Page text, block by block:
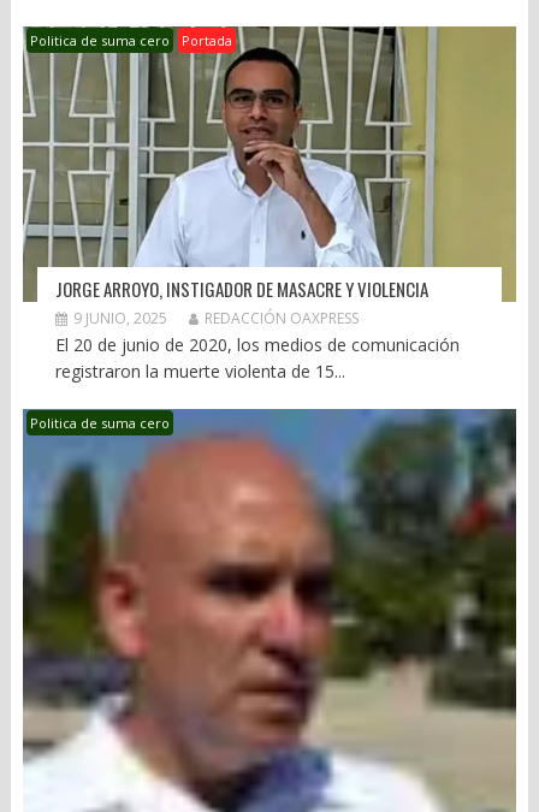
Politica de suma cero Portada
JORGE ARROYO, INSTIGADOR DE MASACRE Y VIOLENCIA
9 JUNIO, 2025 REDACCIÓN OAXPRESS
El 20 de junio de 2020, los medios de comunicación
registraron la muerte violenta de 15...
Politica de suma cero